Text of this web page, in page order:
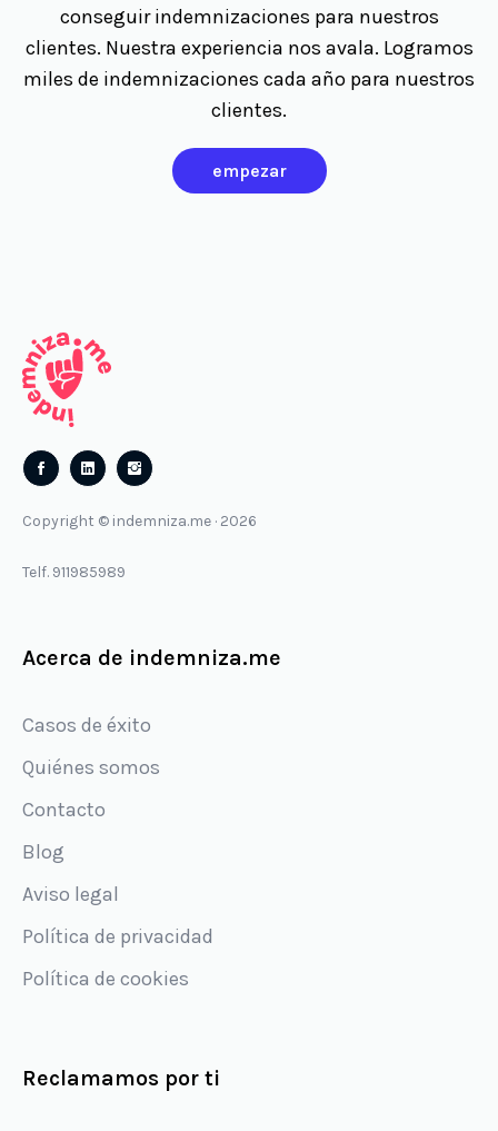
conseguir indemnizaciones para nuestros
clientes. Nuestra experiencia nos avala. Logramos
miles de indemnizaciones cada año para nuestros
clientes.
empezar
Follow
on
Follow
on
Copyright © indemniza.me · 2026
Telf. 911985989
Acerca de indemniza.me
Casos de éxito
Quiénes somos
Contacto
Blog
Aviso legal
Política de privacidad
Política de cookies
Reclamamos por ti